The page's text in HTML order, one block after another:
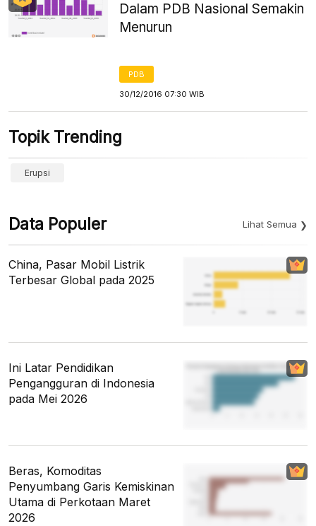
Dalam PDB Nasional Semakin
Menurun
PDB
30/12/2016 07:30 WIB
Topik Trending
Erupsi
Data Populer Lihat Semua
China, Pasar Mobil Listrik
Terbesar Global pada 2025
Ini Latar Pendidikan
Pengangguran di Indonesia
pada Mei 2026
Beras, Komoditas
Penyumbang Garis Kemiskinan
Utama di Perkotaan Maret
2026